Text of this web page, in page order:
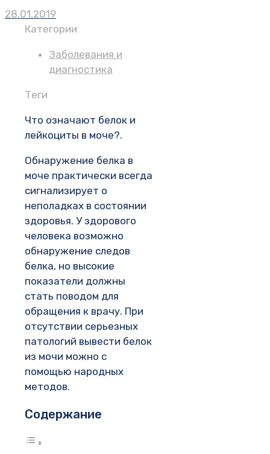
28.01.2019
Категории
Заболевания и
диагностика
Теги
Что означают белок и
лейкоциты в моче?.
Обнаружение белка в
моче практически всегда
сигнализирует о
неполадках в состоянии
здоровья. У здорового
человека возможно
обнаружение следов
белка, но высокие
показатели должны
стать поводом для
обращения к врачу. При
отсутствии серьезных
патологий вывести белок
из мочи можно с
помощью народных
методов.
Содержание